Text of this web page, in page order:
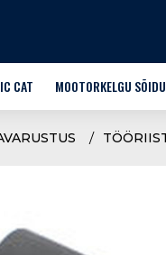
CAT MOOTORKELGU